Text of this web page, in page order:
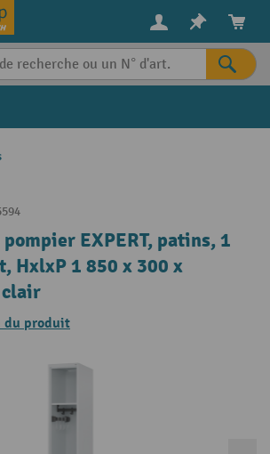
EXPERT, patins, 1
HxlxP 1 850 x 300 x
clair
du produit